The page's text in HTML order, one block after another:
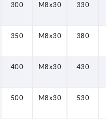
300 M8x30 330
350 M8x30 380
400 M8x30 430
500 M8x30 530